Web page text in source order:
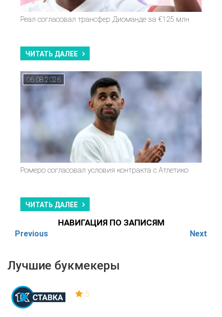
Лучшие букмекеры
5
Реал согласовал трансфер Диоманде за €125 млн
ЧИТАТЬ ДАЛЕЕ
06.08.2026
Ромеро согласовал условия контракта с Атлетико
ЧИТАТЬ ДАЛЕЕ
НАВИГАЦИЯ ПО ЗАПИСЯМ
Previous Next